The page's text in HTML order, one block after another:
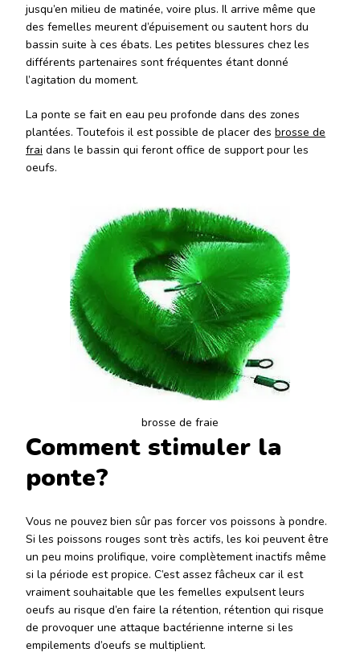
jusqu’en milieu de matinée, voire plus. Il arrive même que
des femelles meurent d’épuisement ou sautent hors du
bassin suite à ces ébats. Les petites blessures chez les
différents partenaires sont fréquentes étant donné
l’agitation du moment.
La ponte se fait en eau peu profonde dans des zones
plantées. Toutefois il est possible de placer des brosse de
frai dans le bassin qui feront office de support pour les
oeufs.
brosse de fraie
Comment stimuler la
ponte?
Vous ne pouvez bien sûr pas forcer vos poissons à pondre.
Si les poissons rouges sont très actifs, les koi peuvent être
un peu moins prolifique, voire complètement inactifs même
si la période est propice. C’est assez fâcheux car il est
vraiment souhaitable que les femelles expulsent leurs
oeufs au risque d’en faire la rétention, rétention qui risque
de provoquer une attaque bactérienne interne si les
empilements d’oeufs se multiplient.